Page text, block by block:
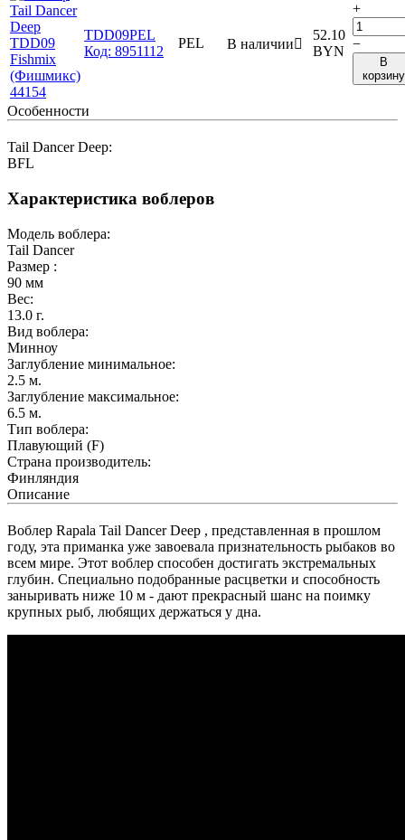
TDD09PEL
Код: 8951112
PEL В наличии
52.10
BYN
+
−
В
корзину
Особенности
Tail Dancer Deep:
BFL
Характеристика воблеров
Модель воблера:
Tail Dancer
Размер :
90 мм
Вес:
13.0 г.
Вид воблера:
Минноу
Заглубление минимальное:
2.5 м.
Заглубление максимальное:
6.5 м.
Тип воблера:
Плавующий (F)
Страна производитель:
Финляндия
Описание
Воблер Rapala Tail Dancer Deep , представленная в прошлом
году, эта приманка уже завоевала признательность рыбаков во
всем мире. Этот воблер способен достигать экстремальных
глубин. Специально подобранные расцветки и способность
заныривать ниже 10 м - дают прекрасный шанс на поимку
крупных рыб, любящих держаться у дна.